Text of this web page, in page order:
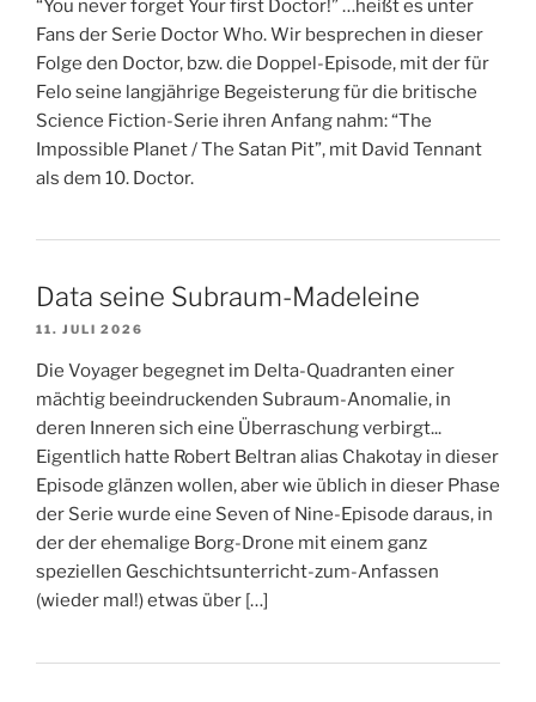
“You never forget Your first Doctor!” …heißt es unter
Fans der Serie Doctor Who. Wir besprechen in dieser
Folge den Doctor, bzw. die Doppel-Episode, mit der für
Felo seine langjährige Begeisterung für die britische
Science Fiction-Serie ihren Anfang nahm: “The
Impossible Planet / The Satan Pit”, mit David Tennant
als dem 10. Doctor.
Data seine Subraum-Madeleine
11. JULI 2026
Die Voyager begegnet im Delta-Quadranten einer
mächtig beeindruckenden Subraum-Anomalie, in
deren Inneren sich eine Überraschung verbirgt...
Eigentlich hatte Robert Beltran alias Chakotay in dieser
Episode glänzen wollen, aber wie üblich in dieser Phase
der Serie wurde eine Seven of Nine-Episode daraus, in
der der ehemalige Borg-Drone mit einem ganz
speziellen Geschichtsunterricht-zum-Anfassen
(wieder mal!) etwas über […]